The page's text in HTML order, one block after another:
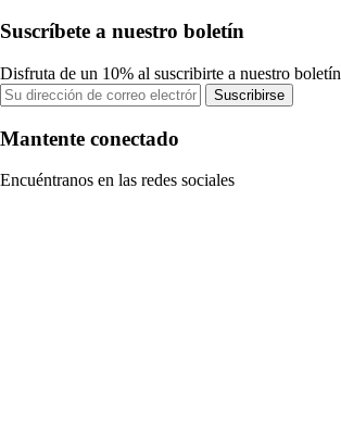
Suscríbete a nuestro boletín
Disfruta de un 10% al suscribirte a nuestro boletín
Suscribirse
Mantente conectado
Encuéntranos en las redes sociales